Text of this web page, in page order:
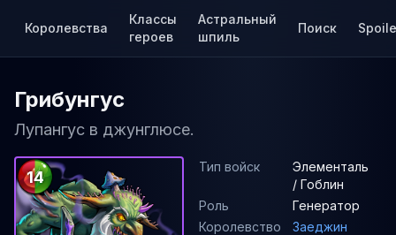
Королевства
Классы
героев
Астральный
шпиль
Поиск
Грибунгус
Лупангус в джунглюсе.
14
Тип войск
Элементаль
/ Гоблин
Роль
Генератор
Королевство
Заеджин